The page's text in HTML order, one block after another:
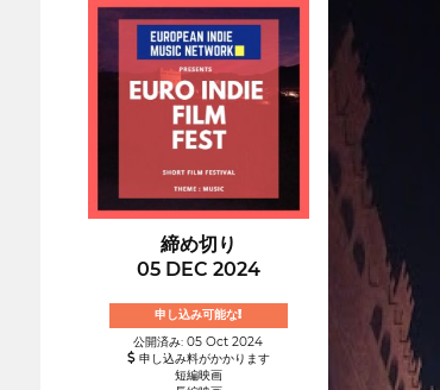
締め切り
05 DEC 2024
申し込み可能な!
公開済み: 05 Oct 2024
申し込み料がかかります
短編映画